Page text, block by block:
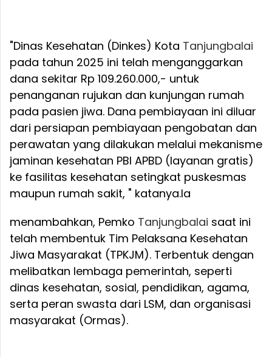
"Dinas Kesehatan (Dinkes) Kota Tanjungbalai
pada tahun 2025 ini telah menganggarkan
dana sekitar Rp 109.260.000,- untuk
penanganan rujukan dan kunjungan rumah
pada pasien jiwa. Dana pembiayaan ini diluar
dari persiapan pembiayaan pengobatan dan
perawatan yang dilakukan melalui mekanisme
jaminan kesehatan PBI APBD (layanan gratis)
ke fasilitas kesehatan setingkat puskesmas
maupun rumah sakit, " katanya.Ia
menambahkan, Pemko Tanjungbalai saat ini
telah membentuk Tim Pelaksana Kesehatan
Jiwa Masyarakat (TPKJM). Terbentuk dengan
melibatkan lembaga pemerintah, seperti
dinas kesehatan, sosial, pendidikan, agama,
serta peran swasta dari LSM, dan organisasi
masyarakat (Ormas).